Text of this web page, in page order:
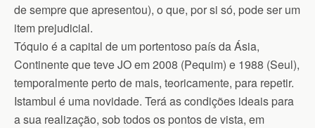
de sempre que apresentou), o que, por si só, pode ser um
item prejudicial.
Tóquio é a capital de um portentoso país da Ásia,
Continente que teve JO em 2008 (Pequim) e 1988 (Seul),
temporalmente perto de mais, teoricamente, para repetir.
Istambul é uma novidade. Terá as condições ideais para
a sua realização, sob todos os pontos de vista, em